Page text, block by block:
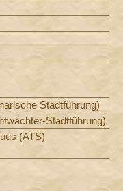
Stadtführung)
Stadtführung)
(ATS)